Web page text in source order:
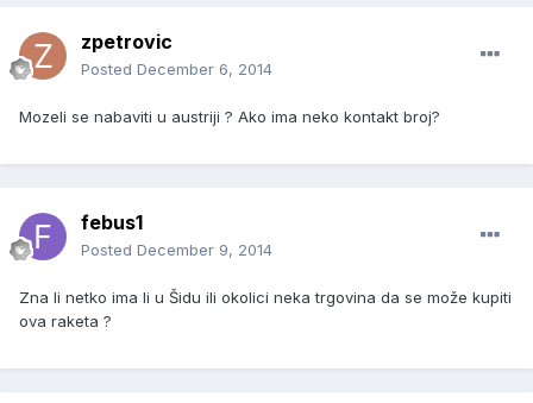
zpetrovic
Posted December 6, 2014
Mozeli se nabaviti u austriji ? Ako ima neko kontakt broj?
febus1
Posted December 9, 2014
Zna li netko ima li u Šidu ili okolici neka trgovina da se može kupiti
ova raketa ?